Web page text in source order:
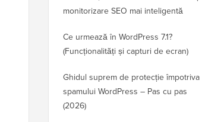
monitorizare SEO mai inteligentă
Ce urmează în WordPress 7.1?
(Funcționalități și capturi de ecran)
Ghidul suprem de protecție împotriva
spamului WordPress – Pas cu pas
(2026)